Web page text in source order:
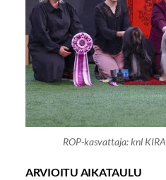
ROP-kasvattaja: knl
ARVIOITU AIKATAULU